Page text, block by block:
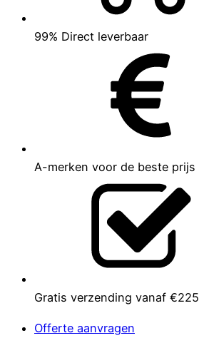
99% Direct leverbaar
A-merken voor de beste prijs
Gratis verzending vanaf €225
Offerte aanvragen